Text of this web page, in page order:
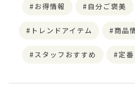
お得情報 自分ご褒美
トレンドアイテム 商品
スタッフおすすめ 定番